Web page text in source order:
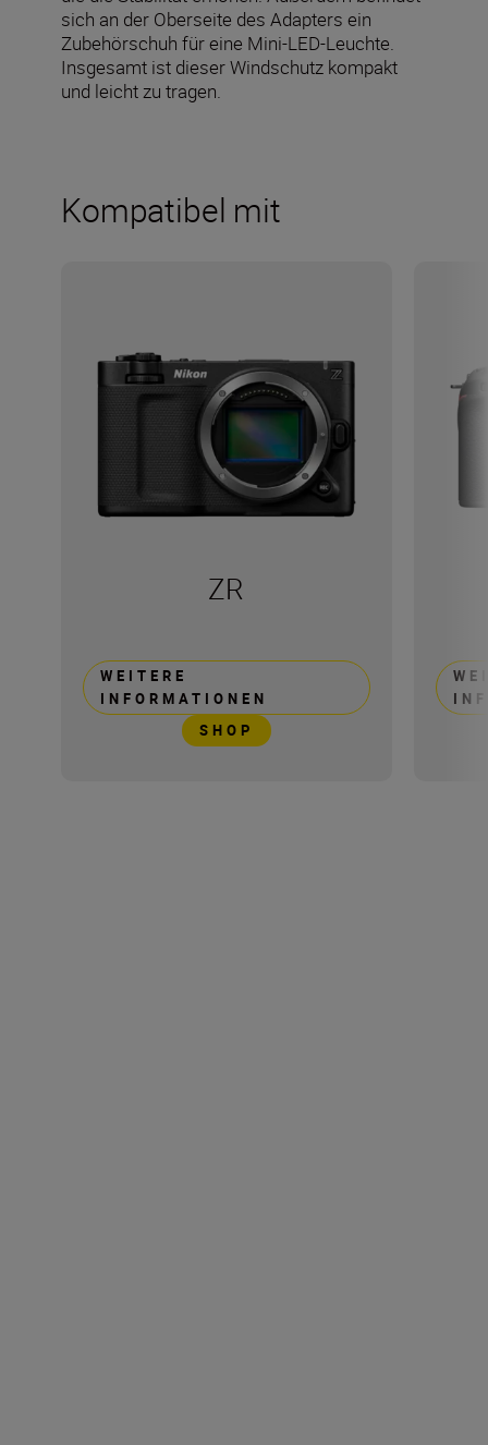
sich an der Oberseite des Adapters ein
Zubehörschuh für eine Mini-LED-Leuchte.
Insgesamt ist dieser Windschutz kompakt
und leicht zu tragen.
Kompatibel mit
ZR
WEITERE
INFORMATIONEN
SHOP